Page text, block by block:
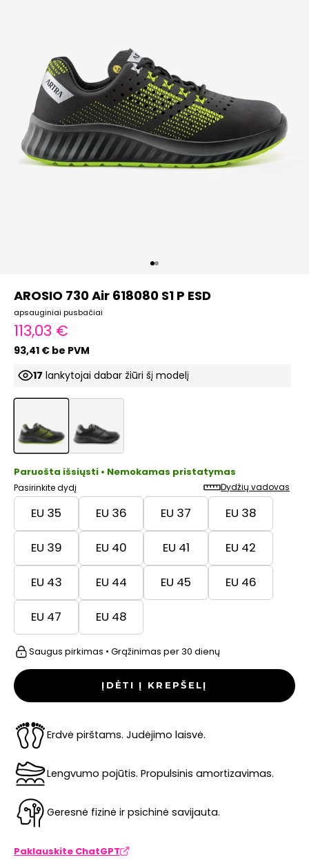
Eiti į elementą 1
Eiti į elementą 2
AROSIO 730 Air 618080 S1 P ESD
apsauginiai pusbačiai
Pardavimo kaina
113,03 €
93,41 € be PVM
19 lankytojai dabar žiūri šį modelį
ProductListDropProductListDrop
Paruošta išsiųsti • Nemokamas pristatymas
Pasirinkite dydį Dydžių vadovas
EU 35 EU 36 EU 37 EU 38
EU 39 EU 40 EU 41 EU 42
EU 43 EU 44 EU 45 EU 46
EU 47 EU 48
Saugus pirkimas • Grąžinimas per 30 dienų
ĮDĖTI Į KREPŠELĮ
Erdvė pirštams. Judėjimo laisvė.
Lengvumo pojūtis. Propulsinis amortizavimas.
Geresnė fizinė ir psichinė savijauta.
Paklauskite ChatGPT